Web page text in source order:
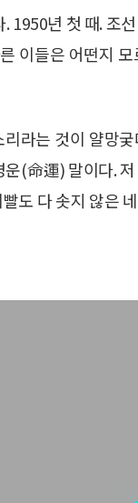
1950년 첫 때. 조
이들은 어떤지
라는 것이 얄망
(命運) 말이다.
도 다 솟지 않은